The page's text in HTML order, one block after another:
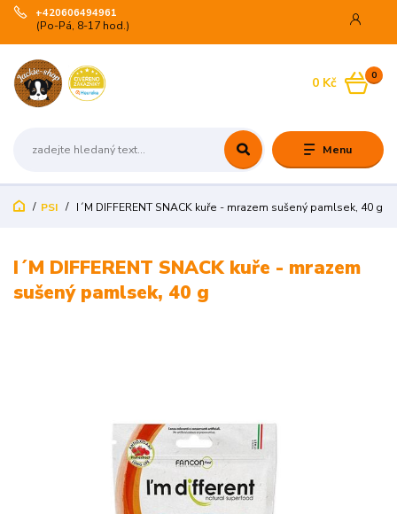
Menu
+420606494961
(Po-Pá, 8-17 hod.)
0
0 Kč
PSI I´M DIFFERENT SNACK kuře - mrazem sušený pamlsek, 40 g
I´M DIFFERENT SNACK kuře - mrazem
sušený pamlsek, 40 g